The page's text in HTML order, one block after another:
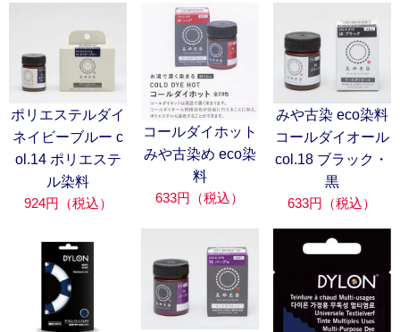
ポリエステルダイ
ネイビーブルー c
ol.14 ポリエステ
ル染料
924円（税込）
コールダイホット
みや古染め eco染
料
633円（税込）
みや古染 eco染料
コールダイオール
col.18 ブラック・
黒
633円（税込）